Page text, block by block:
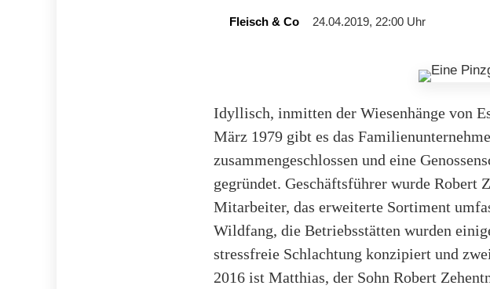
Fleisch & Co 24.04.2019, 22:00 Uhr
Idyllisch, inmitten der Wiesenhänge von
März 1979 gibt es das
zusammengeschlossen und eine
gegründet. Geschäftsführer wurde Robert
Mitarbeiter, das erweiterte Sortiment
Wildfang, die Betriebsstätten wurden
stressfreie Schlachtung konzipiert und
2016 ist Matthias, der Sohn Robert